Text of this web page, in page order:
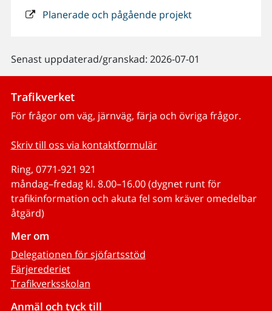
Planerade och pågående projekt
Senast uppdaterad/granskad: 2026-07-01
Trafikverket
För frågor om väg, järnväg, färja och övriga frågor.
Skriv till oss via kontaktformulär
Ring, 0771-921 921
måndag–fredag kl. 8.00–16.00 (dygnet runt för
trafikinformation och akuta fel som kräver omedelbar
åtgärd)
Mer om
Delegationen för sjöfartsstöd
Färjerederiet
Trafikverksskolan
Anmäl och tyck till